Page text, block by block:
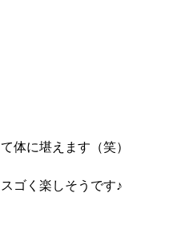
体に堪えます（笑）
ゴく楽しそうです♪